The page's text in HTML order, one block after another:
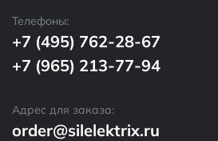
Телефоны:
+7 (495) 762-28-67
+7 (965) 213-77-94
Адрес для заказа:
order@silelektrix.ru